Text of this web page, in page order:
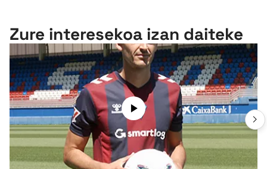
Zure interesekoa izan daiteke